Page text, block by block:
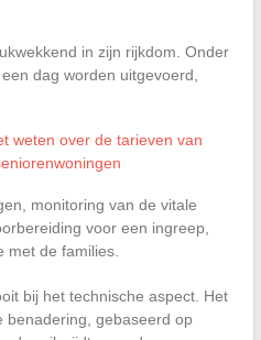
in zijn rijkdom. Onder
dag worden uitgevoerd,
weten over de tarieven van
monitoring van de vitale
voor een ingreep,
met de families.
bij het technische aspect. Het
benadering, gebaseerd op